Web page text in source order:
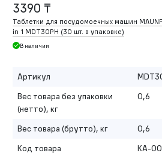
3390 ₸
Таблетки для посудомоечных машин
in 1 MDT30PH (30 шт. в упаковке)
В наличии
Артикул
Вес товара без упаковки
(нетто), кг
0,6
Вес товара (брутто), кг
0,6
Код товара
КА-